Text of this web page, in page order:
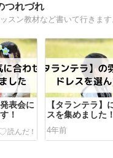
つれづれ
スン教材など書いて行きます
表会に
！
【タランテラ】
スを集めました！
4年前